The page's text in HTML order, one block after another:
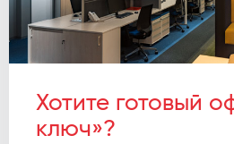
Хотите готовый
ключ»?